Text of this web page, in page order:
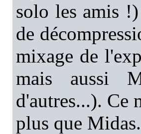
solo les amis
de
mixage de
mais aussi
d'autres...). Ce
plus que Midas.